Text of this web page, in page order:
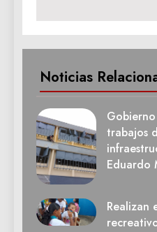
Noticias
trabajos
Eduardo
Realizan